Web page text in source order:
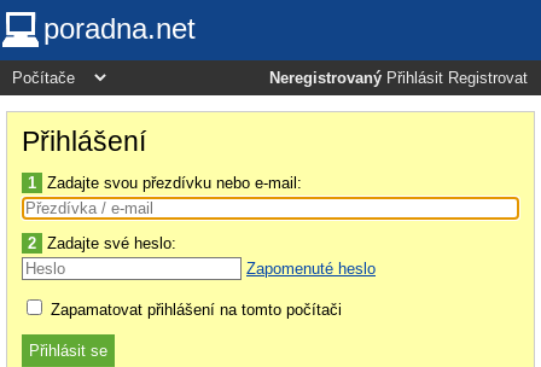
poradna.net
Neregistrovaný Přihlásit Registrovat
Přihlášení
1 Zadajte svou přezdívku nebo e-mail:
2 Zadajte své heslo:
Zapomenuté heslo
Zapamatovat přihlášení na tomto počítači